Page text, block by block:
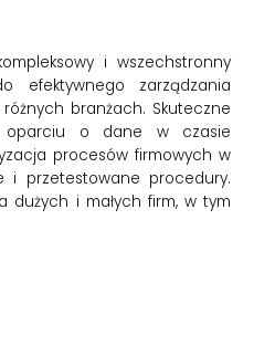
i wszechstronny
efektywnego zarządzania
branżach. Skuteczne
oparciu o dane w czasie
procesów firmowych w
i przetestowane procedury.
dużych i małych firm, w tym